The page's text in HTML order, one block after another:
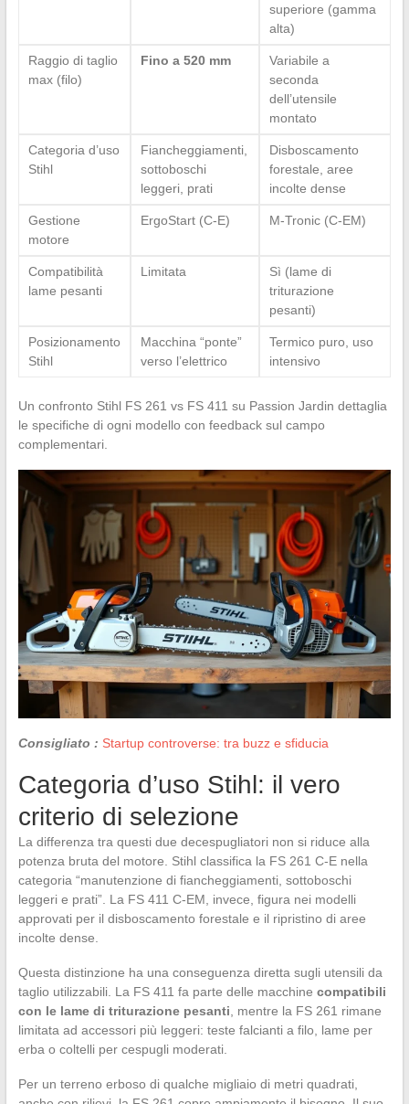
superiore (gamma
alta)
Raggio di taglio
max (filo)
Fino a 520 mm
Variabile a
seconda
dell’utensile
montato
Categoria d’uso
Stihl
Fiancheggiamenti,
sottoboschi
leggeri, prati
Disboscamento
forestale, aree
incolte dense
Gestione
motore
ErgoStart (C-E) M-Tronic (C-EM)
Compatibilità
lame pesanti
Limitata
Sì (lame di
triturazione
pesanti)
Posizionamento
Stihl
Macchina “ponte”
verso l’elettrico
Termico puro, uso
intensivo
Un confronto Stihl FS 261 vs FS 411 su Passion Jardin dettaglia
le specifiche di ogni modello con feedback sul campo
complementari.
Consigliato : Startup controverse: tra buzz e sfiducia
Categoria d’uso Stihl: il vero
criterio di selezione
La differenza tra questi due decespugliatori non si riduce alla
potenza bruta del motore. Stihl classifica la FS 261 C-E nella
categoria “manutenzione di fiancheggiamenti, sottoboschi
leggeri e prati”. La FS 411 C-EM, invece, figura nei modelli
approvati per il disboscamento forestale e il ripristino di aree
incolte dense.
Questa distinzione ha una conseguenza diretta sugli utensili da
taglio utilizzabili. La FS 411 fa parte delle macchine compatibili
con le lame di triturazione pesanti, mentre la FS 261 rimane
limitata ad accessori più leggeri: teste falcianti a filo, lame per
erba o coltelli per cespugli moderati.
Per un terreno erboso di qualche migliaio di metri quadrati,